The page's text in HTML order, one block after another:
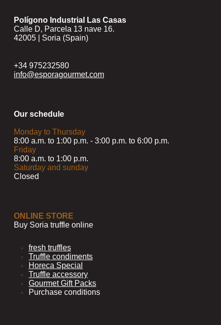
Polígono Industrial Las Casas
Calle D, Parcela 13 nave 16.
42005 | Soria (Spain)
+34 975232580
info@esporagourmet.com
Our schedule
Monday to Thursday
8:00 a.m. to 1:00 p.m. - 3:00 p.m. to 6:00 p.m.
Friday
8:00 a.m. to 1:00 p.m.
Saturday and sunday
Closed
ONLINE STORE
Buy Soria truffle online
fresh truffles
Truffle condiments
Horeca Special
Truffle accessory
Gourmet Gift Packs
Purchase conditions